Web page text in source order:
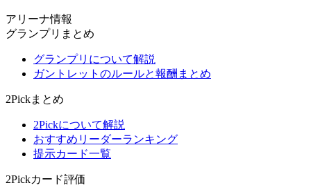
アリーナ情報
グランプリまとめ
グランプリについて解説
ガントレットのルールと報酬まとめ
2Pickまとめ
2Pickについて解説
おすすめリーダーランキング
提示カード一覧
2Pickカード評価